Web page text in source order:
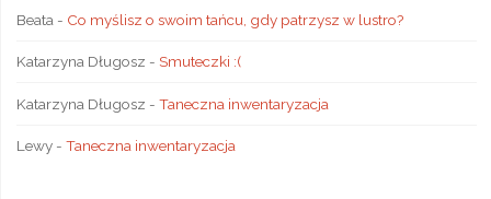
Beata - Co myślisz o swoim tańcu, gdy patrzysz w lustro?
Katarzyna Długosz - Smuteczki :(
Katarzyna Długosz - Taneczna inwentaryzacja
Lewy- Taneczna inwentaryzacja